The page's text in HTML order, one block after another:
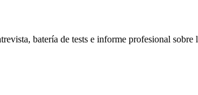
batería de tests e informe profesional